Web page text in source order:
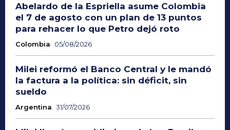
Abelardo de la Espriella asume Colombia
el 7 de agosto con un plan de 13 puntos
para rehacer lo que Petro dejó roto
Colombia 05/08/2026
Milei reformó el Banco Central y le mandó
la factura a la política: sin déficit, sin
sueldo
Argentina 31/07/2026